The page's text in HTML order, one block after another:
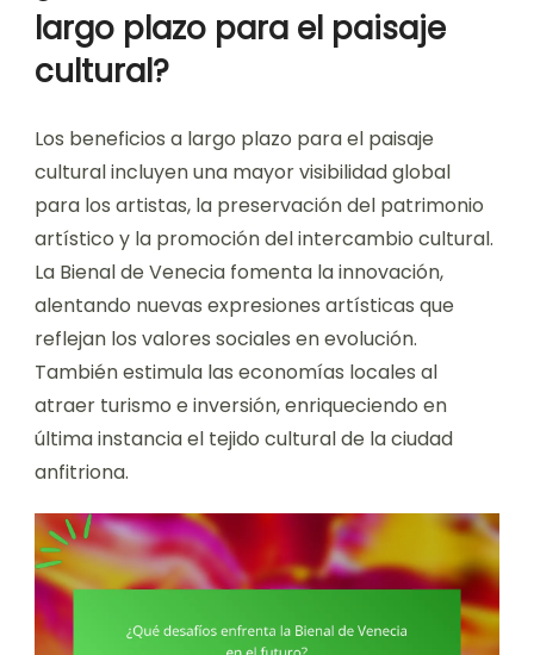
largo plazo para el paisaje
cultural?
Los beneficios a largo plazo para el paisaje
cultural incluyen una mayor visibilidad global
para los artistas, la preservación del patrimonio
artístico y la promoción del intercambio cultural.
La Bienal de Venecia fomenta la innovación,
alentando nuevas expresiones artísticas que
reflejan los valores sociales en evolución.
También estimula las economías locales al
atraer turismo e inversión, enriqueciendo en
última instancia el tejido cultural de la ciudad
anfitriona.